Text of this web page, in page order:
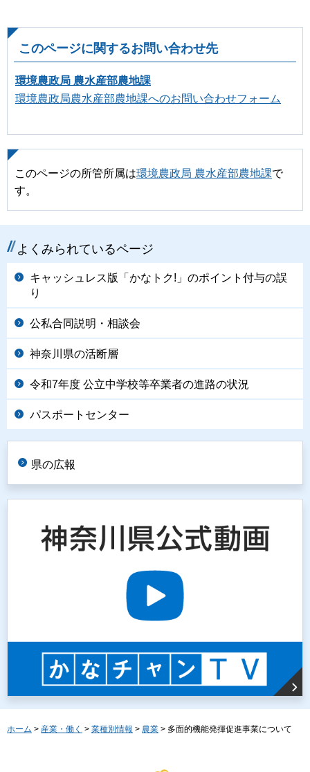
このページに関するお問い合わせ先
環境農政局 農水産部農地課
環境農政局農水産部農地課へのお問い合わせフォーム
このページの所管所属は環境農政局 農水産部農地課で
す。
よくみられているページ
キャッシュレス版「かなトク!」のポイント付与の誤
り
公私合同説明・相談会
神奈川県の活断層
令和7年度 公立中学校等卒業者の進路の状況
パスポートセンター
県の広報
ホーム > 産業・働く > 業種別情報 > 農業 > 多面的機能発揮促進事業について